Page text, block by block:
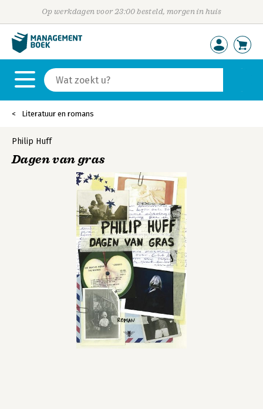
Op werkdagen voor 23:00 besteld, morgen in huis
Literatuur en romans
Philip Huff
Dagen van gras